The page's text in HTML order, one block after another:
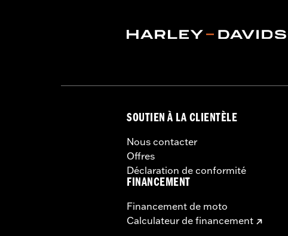
SOUTIEN À LA CLIENTÈLE
Nous contacter
Offres
Déclaration de conformité
FINANCEMENT
Financement de moto
Calculateur de financement